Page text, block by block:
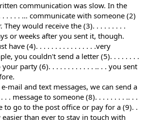
communication was slow. In the
. . . . . … communicate with someone (2)
They would receive the (3). . . . . . . . .
or weeks after you sent it, though.
have (4). . . . . . . . . . . . . . . .very
you couldn't send a letter (5). . . . . . . .
party (6). . . . . . . . . . . . .. . . you sent
mail and text messages, we can send a
. . message to someone (8). . . . . . . . .. . .
to go to the post office or pay for a (9). .
easier than ever to stay in touch with